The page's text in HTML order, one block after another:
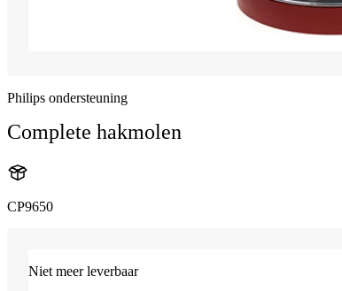
Philips ondersteuning
Complete hakmolen
CP9650
Niet meer leverbaar